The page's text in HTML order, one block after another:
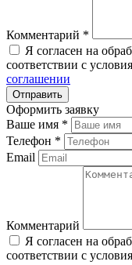
Комментарий *
Я согласен на
соответствии с
соглашении
Оформить заявку
Ваше имя *
Телефон *
Email
Комментарий
Я согласен на
соответствии с